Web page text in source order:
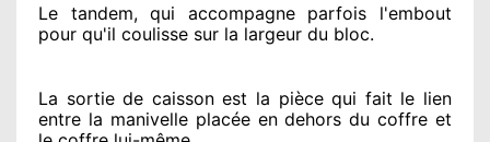
Le tandem, qui accompagne parfois l'embout
pour qu'il coulisse sur la largeur du bloc.
La sortie de caisson est la pièce qui fait le lien
entre la manivelle placéeen dehors du coffre et